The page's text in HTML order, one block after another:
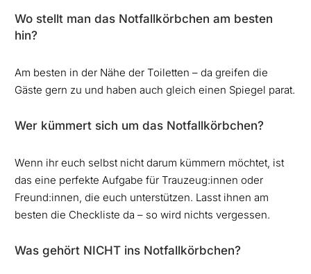
Wo stellt man das Notfallkörbchen am besten
hin?
Am besten in der Nähe der Toiletten – da greifen die
Gäste gern zu und haben auch gleich einen Spiegel parat.
Wer kümmert sich um das Notfallkörbchen?
Wenn ihr euch selbst nicht darum kümmern möchtet, ist
das eine perfekte Aufgabe für Trauzeug:innen oder
Freund:innen, die euch unterstützen. Lasst ihnen am
besten die Checkliste da – so wird nichts vergessen.
Was gehört NICHT ins Notfallkörbchen?